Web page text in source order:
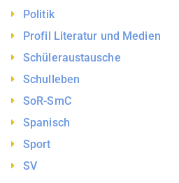
Politik
Profil Literatur und Medien
Schüleraustausche
Schulleben
SoR-SmC
Spanisch
Sport
SV